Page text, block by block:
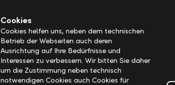
Cookies
Cookies helfen uns, neben dem technischen
Betrieb der Webseiten auch deren
Ausrichtung auf Ihre Bedürfnisse und
Interessen zu verbessern. Wir bitten Sie daher
um die Zustimmung neben technisch
notwendigen Cookies auch Cookies für